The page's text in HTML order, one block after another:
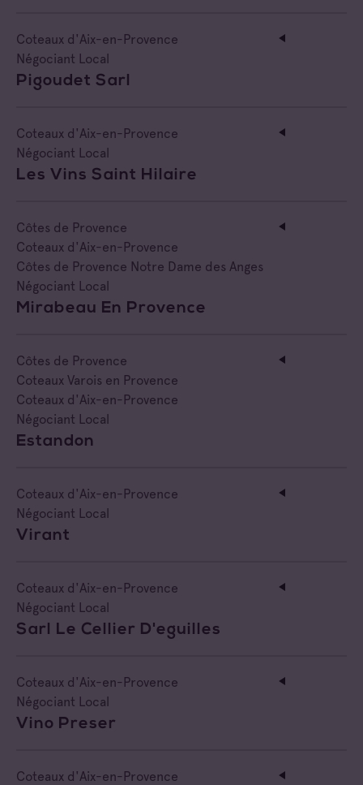
Coteaux d'Aix-en-Provence
Négociant Local
Pigoudet Sarl
Coteaux d'Aix-en-Provence
Négociant Local
Les Vins Saint Hilaire
Côtes de Provence
Coteaux d'Aix-en-Provence
Côtes de Provence Notre Dame des Anges
Négociant Local
Mirabeau En Provence
Côtes de Provence
Coteaux Varois en Provence
Coteaux d'Aix-en-Provence
Négociant Local
Estandon
Coteaux d'Aix-en-Provence
Négociant Local
Virant
Coteaux d'Aix-en-Provence
Négociant Local
Sarl Le Cellier D'eguilles
Coteaux d'Aix-en-Provence
Négociant Local
Vino Preser
Coteaux d'Aix-en-Provence